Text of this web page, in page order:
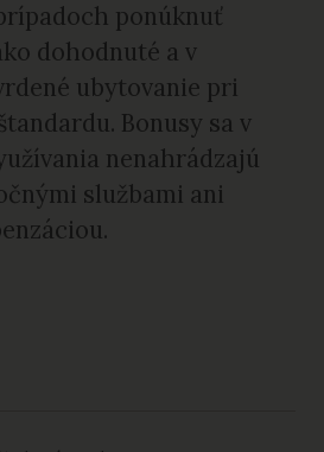
ponúknuť
dohodnuté a v
ubytovanie pri
Bonusy sa v
nenahrádzajú
službami ani